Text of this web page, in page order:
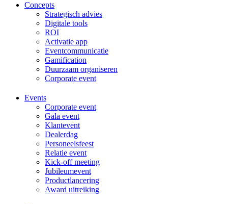
Concepts
Strategisch advies
Digitale tools
ROI
Activatie app
Eventcommunicatie
Gamification
Duurzaam organiseren
Corporate event
Events
Corporate event
Gala event
Klantevent
Dealerdag
Personeelsfeest
Relatie event
Kick-off meeting
Jubileumevent
Productlancering
Award uitreiking